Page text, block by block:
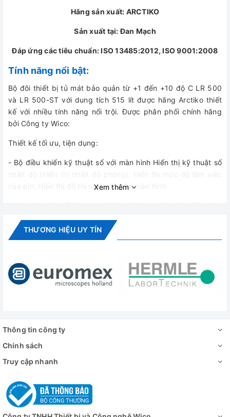
Hãng sản xuất: ARCTIKO
Sản xuất tại: Đan Mạch
Đáp ứng các tiêu chuẩn: ISO 13485:2012, ISO 9001:2008
Tính năng nổi bật:
Bộ đôi thiết bị tủ mát bảo quản từ +1 đến +10 độ C LR 500
và LR 500-ST với dung tích 515 lít được hãng Arctiko thiết
kế với nhiều tính năng nổi trội. Được phân phối chính hãng
bởi Công ty Wico:
Thiết kế tối ưu, tiện dụng:
- Bộ điều khiển kỹ thuật số với màn hình Hiển thị kỹ thuật số
của pin; Hiển thị đồ thị nhiệt độ trên màn hình
- Bảo vệ chương trình với 3 lần mật khẩu (password)
- Rã đông tự động và thủ công
- Làm lạnh cưỡng bức bằng quạt
- Có đèn chiếu sáng bên trong
Cảnh báo - Bảo vệ an toàn cho mẫu:
Xem thêm
THƯƠNG HIỆU UY TÍN
Thông tin công ty
Chính sách
Truy cập nhanh